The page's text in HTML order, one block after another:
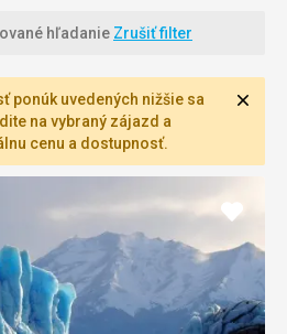
hľadanie Zrušiť filter
ponúk uvedených nižšie sa
na vybraný zájazd a
cenu a dostupnosť.
Pridať